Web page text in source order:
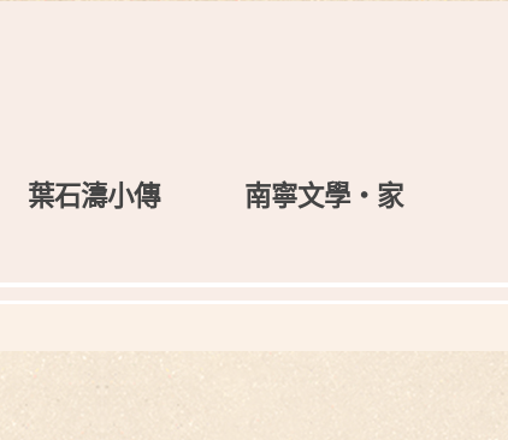
葉石濤小傳 南寧文學‧家